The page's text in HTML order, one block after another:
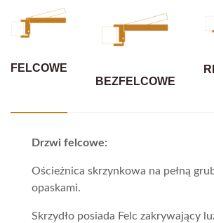
FELCOWE
BEZFELCOWE
Drzwi felcowe:
Ościeżnica skrzynkowa na pełną
opaskami.
Skrzydło posiada Felc zakrywający